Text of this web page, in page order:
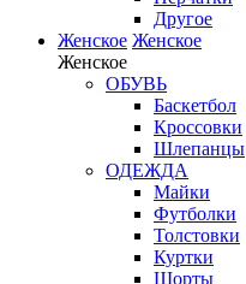
Другое
Женское Женское
Женское
ОБУВЬ
Баскетбол
Кроссовки
Шлепанцы
ОДЕЖДА
Майки
Футболки
Толстовки
Куртки
Шорты